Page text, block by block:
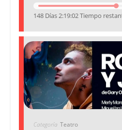
148 Días 2:19:02 Tiempo
Categoría Teatro